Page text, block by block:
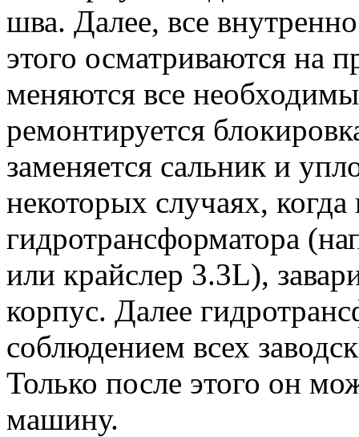
шва. Далее, все
этого осматриваются на
меняются все
ремонтируется
заменяется сальник и
некоторых случаях, когда
гидротрансформатора
или крайслер 3.3L),
корпус. Далее
соблюдением всех
Только после этого он
машину.